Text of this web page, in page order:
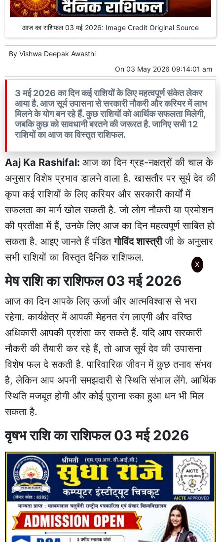
आज का राशिफल 03 मई 2026: Image Credit Original Source
By Vishwa Deepak Awasthi
On 03 May 2026 09:14:01 am
3 मई 2026 का दिन कई राशियों के लिए महत्वपूर्ण संकेत लेकर
आया है. आज सूर्य उपासना से सरकारी नौकरी और करियर में लाभ
मिलने के योग बन रहे हैं. कुछ राशियों को आर्थिक सफलता मिलेगी,
जबकि कुछ को सावधानी बरतने की जरूरत है. जानिए सभी 12
राशियों का आज का विस्तृत राशिफल.
Aaj Ka Rashifal: आज का दिन ग्रह-नक्षत्रों की चाल के
अनुसार विशेष प्रभाव डालने वाला है. खासतौर पर सूर्य देव की
कृपा कई राशियों के लिए करियर और सरकारी कार्यों में
सफलता का मार्ग खोल सकती है. जो लोग नौकरी या प्रमोशन
की प्रतीक्षा में हैं, उनके लिए आज का दिन महत्वपूर्ण साबित हो
सकता है. आइए जानते हैं पंडितगोविंद शास्त्रीजी के अनुसार
सभी राशियों का विस्तृत दैनिक राशिफल.
मेष राशि का राशिफल 03 मई 2026
आज का दिन आपके लिए ऊर्जा और आत्मविश्वास से भरा
रहेगा. कार्यक्षेत्र में आपकी मेहनत रंग लाएगी और वरिष्ठ
अधिकारी आपकी प्रशंसा कर सकते हैं. यदि आप सरकारी
नौकरी की तैयारी कर रहे हैं, तो आज सूर्य देव की उपासना
विशेष फल दे सकती है. पारिवारिक जीवन में कुछ तनाव संभव
है, लेकिन आप अपनी समझदारी से स्थिति संभाल लेंगे. आर्थिक
स्थिति मजबूत होगी और कोई पुराना रुका हुआ धन भी मिल
सकता है.
वृषभ राशि का राशिफल 03 मई 2026
X